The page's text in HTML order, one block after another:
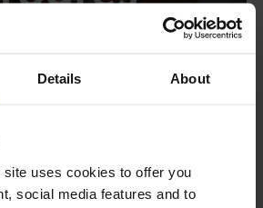
Details About
uses cookies to offer you
social media features and to